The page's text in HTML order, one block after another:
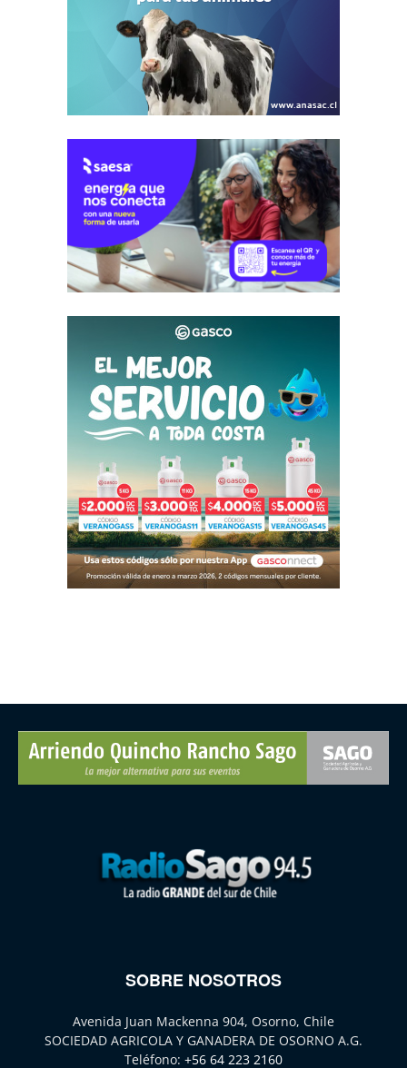
SOBRE NOSOTROS
Avenida Juan Mackenna 904, Osorno, Chile
SOCIEDAD AGRICOLA Y GANADERA DE OSORNO A.G.
Teléfono: +56 64 223 2160